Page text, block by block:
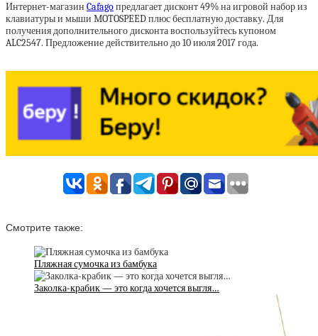
Интернет-магазин Cafagoпредлагает дисконт 49% на игровой набор из
клавиатуры и мыши MOTOSPEED плюс бесплатную доставку. Для
получения дополнительного дисконта воспользуйтесь купоном
ALC2547. Предложение действительно до 10 июля 2017 года.
Смотрите также:
Пляжная сумочка из бамбука
Заколка-крабик — это когда хочется выгля…